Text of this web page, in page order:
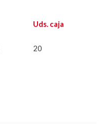
Uds. caja
20